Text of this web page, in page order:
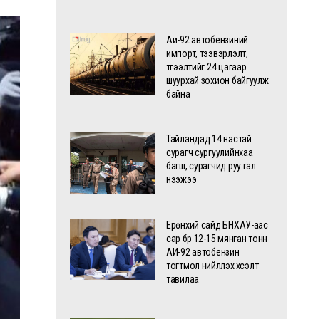
Аи-92 автобензиний
импорт, тээвэрлэлт,
түгээлтийг 24 цагаар
шуурхай зохион байгуулж
байна
Тайландад 14 настай
сурагч сургуулийнхаа
багш, сурагчид руу гал
нээжээ
Ерөнхий сайд БНХАУ-аас
сар бүр 12-15 мянган тонн
АИ-92 автобензин
тогтмол нийлүүлэх хүсэлт
тавилаа